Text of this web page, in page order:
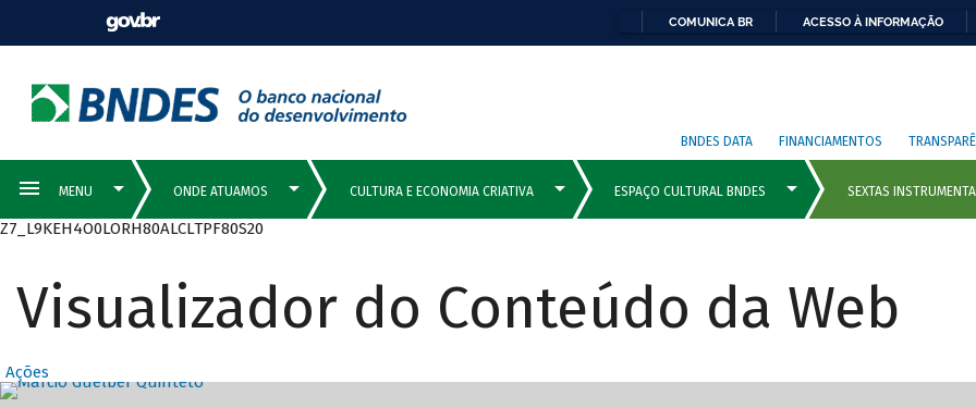
COMUNICA BR ACESSO À INFORMAÇÃO
BNDES DATA FINANCIAMENTOS
Z7_L9KEH4O0LORH80ALCLTPF80S20
Visualizador do Conteúdo da Web
Ações